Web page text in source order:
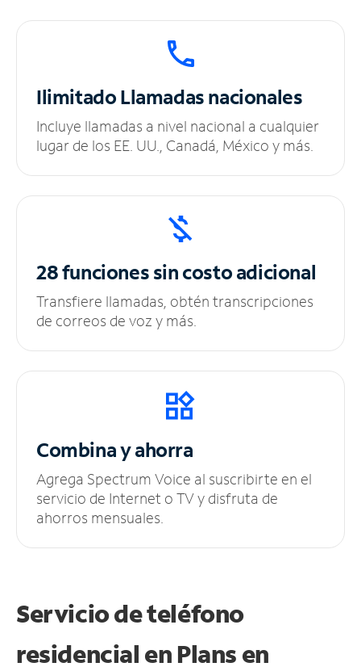
IlimitadoLlamadas nacionales
Incluye llamadas a nivel nacional a cualquier
lugar de los EE. UU., Canadá, México y más.
28 funciones sincosto adicional
Transfiere llamadas, obtén transcripciones
de correos de voz y más.
Combina y ahorra
Agrega Spectrum Voice al suscribirte en el
servicio de Internet o TV y disfruta de
ahorros mensuales.
Servicio de teléfono
residencial en Plans en